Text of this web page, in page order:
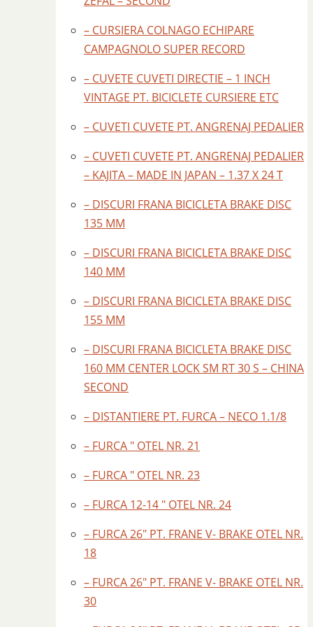
– CURSIERA COLNAGO ECHIPARE
CAMPAGNOLO SUPER RECORD
– CUVETE CUVETI DIRECTIE – 1 INCH
VINTAGE PT. BICICLETE CURSIERE ETC
– CUVETI CUVETE PT. ANGRENAJ PEDALIER
– CUVETI CUVETE PT. ANGRENAJ PEDALIER
– KAJITA – MADE IN JAPAN – 1.37 X 24 T
– DISCURI FRANA BICICLETA BRAKE DISC
135 MM
– DISCURI FRANA BICICLETA BRAKE DISC
140 MM
– DISCURI FRANA BICICLETA BRAKE DISC
155 MM
– DISCURI FRANA BICICLETA BRAKE DISC
160 MM CENTER LOCK SM RT 30 S – CHINA
SECOND
– DISTANTIERE PT. FURCA – NECO 1.1/8
– FURCA ″ OTEL NR. 21
– FURCA ″ OTEL NR. 23
– FURCA 12-14 ″ OTEL NR. 24
– FURCA 26″ PT. FRANE V- BRAKE OTEL NR.
18
– FURCA 26″ PT. FRANE V- BRAKE OTEL NR.
30